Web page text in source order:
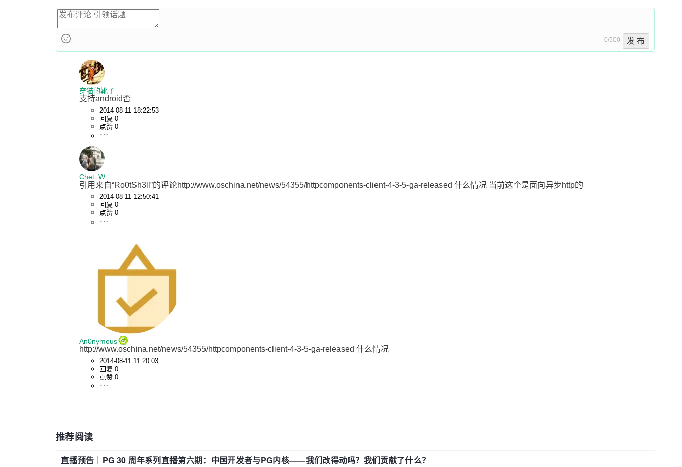
0/500 发 布
穿猫的靴子
支持android否
2014-08-11 18:22:53
回复 0
点赞 0
Chet_W
引用来自“Ro0tSh3ll”的评论http://www.oschina.net/news/54355/httpcomponents-client-4-3-5-ga-released 什么情况 当前这个是面向异步http的
2014-08-11 12:50:41
回复 0
点赞 0
An0nymous
http://www.oschina.net/news/54355/httpcomponents-client-4-3-5-ga-released 什么情况
2014-08-11 11:20:03
回复 0
点赞 0
推荐阅读
直播预告｜PG 30 周年系列直播第六期：中国开发者与PG内核——我们改得动吗？我们贡献了什么？